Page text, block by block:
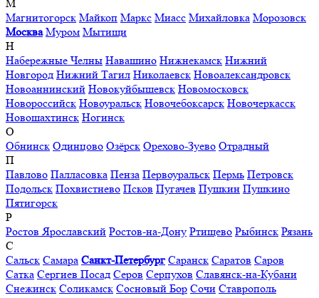
М
Магнитогорск Майкоп Маркс Миасс Михайловка Морозовск
Москва Муром Мытищи
Н
Набережные Челны Навашино Нижнекамск Нижний
Новгород Нижний Тагил Николаевск Новоалександровск
Новоаннинский Новокуйбышевск Новомосковск
Новороссийск Новоуральск Новочебоксарск Новочеркасск
Новошахтинск Ногинск
О
Обнинск Одинцово Озёрск Орехово-Зуево Отрадный
П
Павлово Палласовка Пенза Первоуральск Пермь Петровск
Подольск Похвистнево Псков Пугачев Пушкин Пушкино
Пятигорск
Р
Ростов Ярославский Ростов-на-Дону Ртищево Рыбинск Рязань
С
Сальск Самара Санкт-Петербург Саранск Саратов Саров
Сатка Сергиев Посад Серов Серпухов Славянск-на-Кубани
Снежинск Соликамск Сосновый Бор Сочи Ставрополь